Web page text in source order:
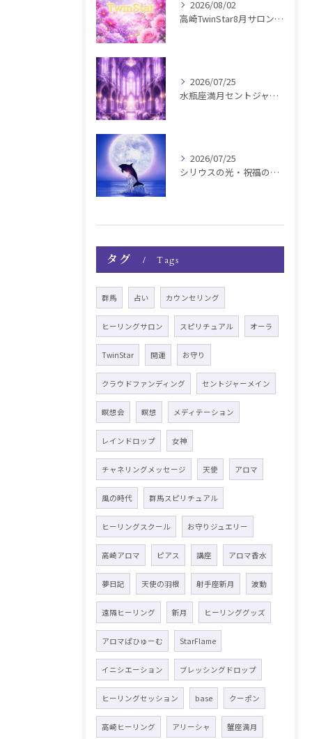
2026/08/02
高崎TwinStar8月サロンお知らせ
2026/07/25
水瓶座満月セントジャーメインGSVF遠隔お知らせ
2026/07/25
シリウスの光・祝福の波動チャージ遠隔お知らせ〜銀河新年〜
タグ Tags
群馬 占い カウンセリング
ヒーリングサロン スピリチュアル オーラ
TwinStar 開運 お守り
クラウドファンディング セントジャーメイン
瞑想会 瞑想 メディテーション
レインドロップ 女神
チャネリングメッセージ 天使 アロマ
風の時代 群馬スピリチュアル
ヒーリングスクール お守りジュエリー
高崎アロマ ピアス 講座 アロマ香水
夢日記 天使の羽根 射手座新月 波動
遠隔ヒーリング 新月 ヒーリンググッズ
アロマぱひゅーむ StarFlame
イニシエーション ブレッシングドロップ
ヒーリングセッション base クーポン
高崎ヒーリング アリーシャ 蟹座満月